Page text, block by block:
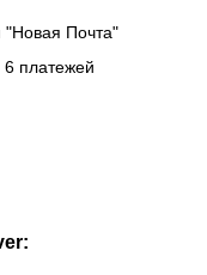
"Новая Почта"
платежей